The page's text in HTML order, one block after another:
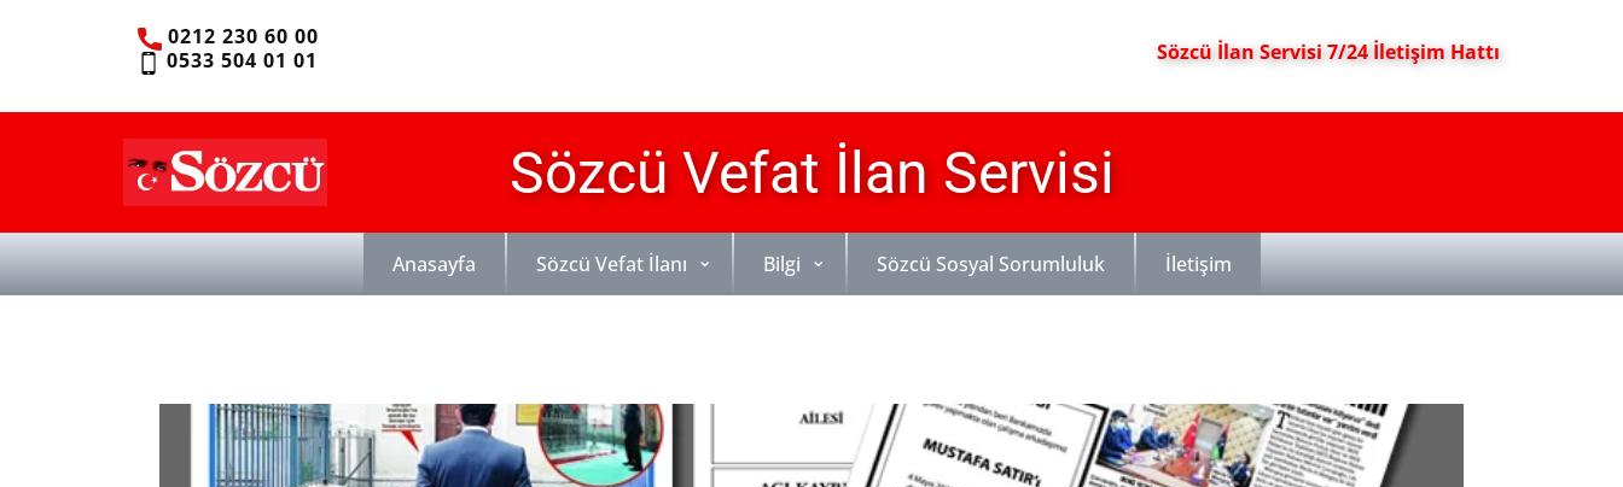
0212 230 60 00
0533 504 01 01
Sözcü İlan Servisi 7/24 İletişim Hattı
Sözcü Vefat İlan Servisi
Anasayfa Sözcü Vefat İlanı Bilgi Sözcü Sosyal Sorumluluk İletişim